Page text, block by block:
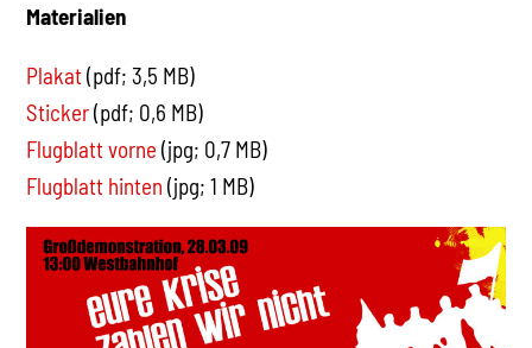
Materialien
Plakat(pdf; 3,5 MB)
Sticker(pdf; 0,6 MB)
Flugblatt vorne (jpg; 0,7 MB)
Flugblatt hinten (jpg; 1 MB)